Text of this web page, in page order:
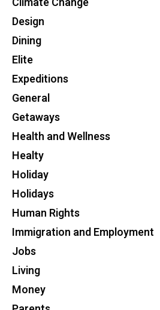
Design
Dining
Elite
Expeditions
General
Getaways
Health and Wellness
Healty
Holiday
Holidays
Human Rights
Immigration and Employment
Jobs
Living
Money